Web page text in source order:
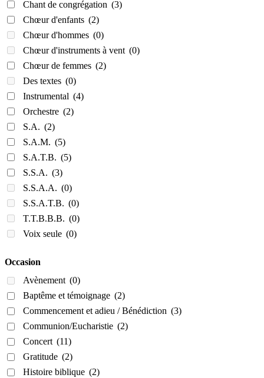
Chant de congrégation (3)
Chœur d'enfants (2)
Chœur d'hommes (0)
Chœur d'instruments à vent (0)
Chœur de femmes (2)
Des textes (0)
Instrumental (4)
Orchestre (2)
S.A. (2)
S.A.M. (5)
S.A.T.B. (5)
S.S.A. (3)
S.S.A.A. (0)
S.S.A.T.B. (0)
T.T.B.B.B. (0)
Voix seule (0)
Occasion
Avènement (0)
Baptême et témoignage (2)
Commencement et adieu / Bénédiction (3)
Communion/Eucharistie (2)
Concert (11)
Gratitude (2)
Histoire biblique (2)